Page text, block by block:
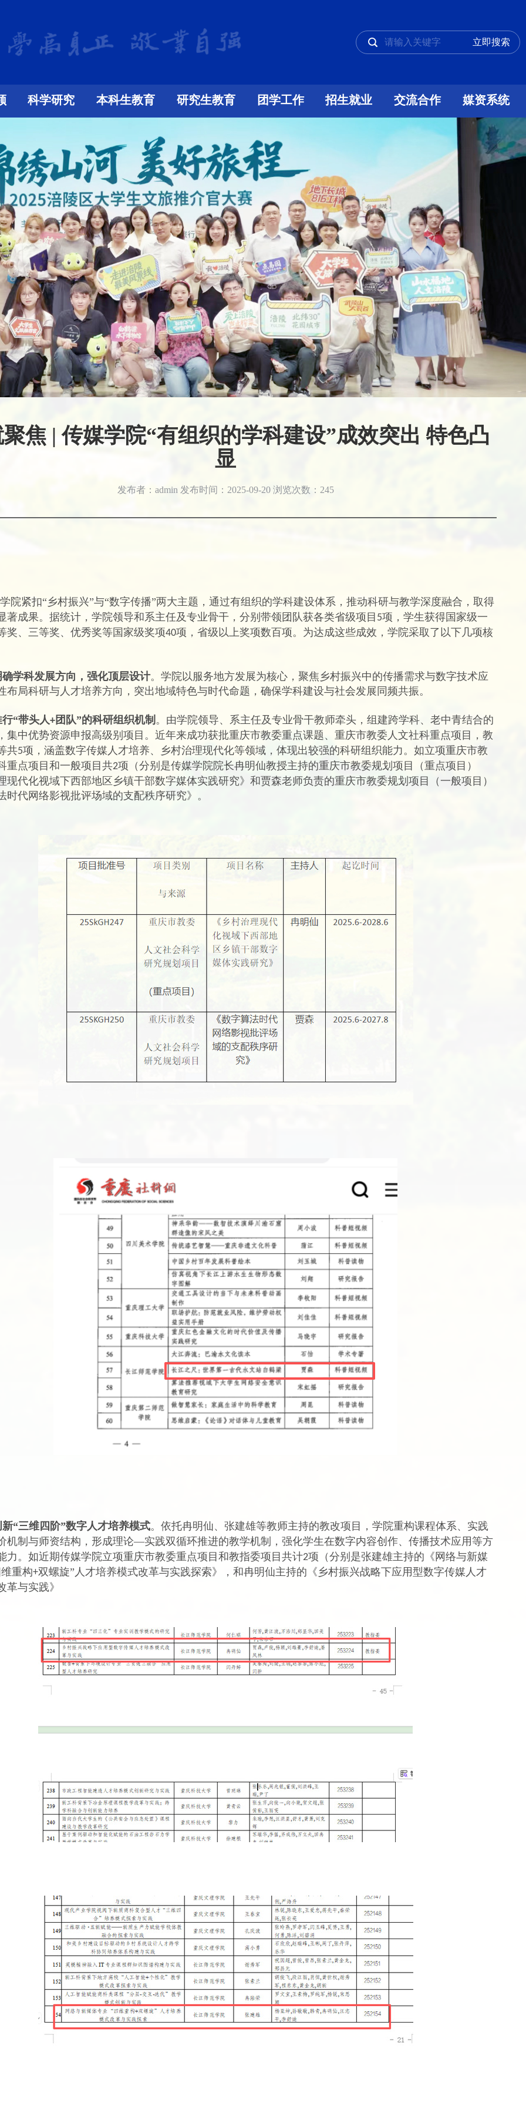
科学研究 本科生教育 研究生教育 团学工作 招生就业 交流合作 媒资系统
焦 | 传媒学院“有组织的学科建设”成效突出 特色凸
显
发布者：admin 发布时间：2025-09-20 浏览次数： 245
院紧扣“乡村振兴”与“数字传播”两大主题，通过有组织的学科建设体系，推动科研与教学深度融合，取得
著成果。 据统计，学院领导和系主任及专业骨干，分别带领团队获各类省级项目 5项，学生获得国家级一
奖、三等奖、优秀奖等国家级奖项40项，省级以上奖项数百项。 为达成这些成效，学院采取了以下几项核
学科发展方向，强化顶层设计。学院以服务地方发展为核心，聚焦乡村振兴中的传播需求与数字技术应
布局科研与人才培养方向，突出地域特色与时代命题，确保学科建设与社会发展同频共振。
行“带头人+团队”的科研组织机制 。由学院领导、系主任及专业骨干教师牵头，组建跨学科、老中青结合的
集中优势资源申报高级别项目。近年来成功获批重庆市教委重点课题、 重庆市教委人文社科重点项目， 教
共5项，涵盖数字传媒人才培养、乡村治理现代化等领域，体现出较强的科研组织能力。 如立项重庆市教
重点项目和一般项目共2项（分别是传媒学院院长冉明仙教授主持的重庆市教委规划项目
（重点项目）
现代化视域下西部地区乡镇干部数字媒体实践研究》和 贾森老师负责的重庆市教委规划项目（一般项目）
时代网络影视批评场域的支配秩序研究》。
新“三维四阶”数字人才培养模式。依托冉明仙、 张建雄等教师主持的教改项目，学院重构课程体系、实践
机制与师资结构，形成理论—实践双循环推进的教学机制，强化学生在数字内容创作、传播技术应用等方
力。 如近期传媒学院立项重庆市教委重点项目和教指委项目共计2项（分别是张建雄主持的《网络与新媒
重构+双螺旋”人才培养模式改革与实践探索》，和冉明仙主持的《乡村振兴战略下应用型数字传媒人才
革与实践》